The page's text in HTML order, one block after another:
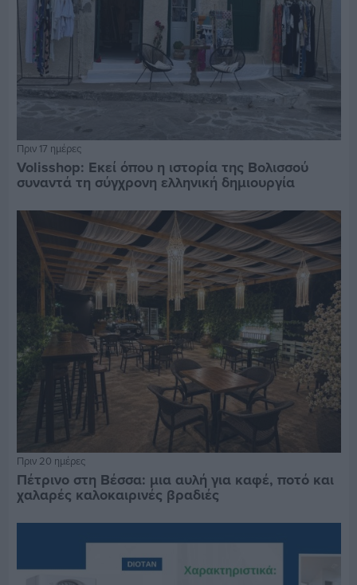
Πριν 17 ημέρες
Volisshop: Εκεί όπου η ιστορία της Βολισσού
συναντά τη σύγχρονη ελληνική δημιουργία
Πριν 20 ημέρες
Πέτρινο στη Βέσσα: μια αυλή για καφέ, ποτό και
χαλαρές καλοκαιρινές βραδιές